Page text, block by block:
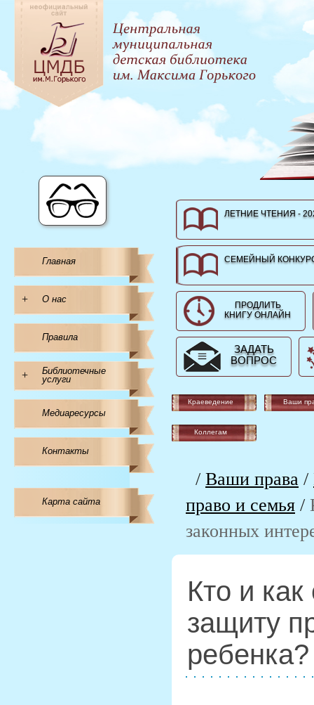
Главная
+ О нас
Правила
+
Библиотечные
услуги
Медиаресурсы
Контакты
Карта сайта
ЛЕТНИЕ ЧТЕНИЯ -
СЕМЕЙНЫЙ
ПРОДЛИТЬ
КНИГУ ОНЛАЙН
ЗАДАТЬ
ВОПРОС
Краеведение Ваши
Коллегам
/ Ваши права /
право и семья /
законных
Кто и
защиту
ребенка?